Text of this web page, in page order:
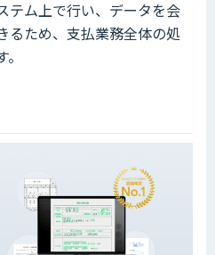
テム上で行い、データを会
るため、支払業務全体の処